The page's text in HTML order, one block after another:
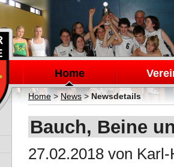
Navigation
überspringen
Home
Home> News>Newsdetails
Bauch, Beine
27.02.2018 von